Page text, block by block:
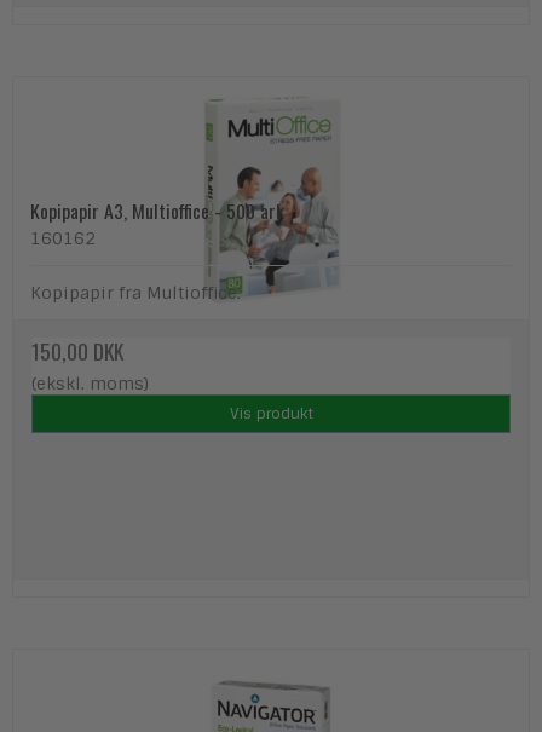
Kopipapir A3, Multioffice - 500 ark
160162
Kopipapir fra Multioffice.
150,00 DKK
(ekskl. moms)
Vis produkt